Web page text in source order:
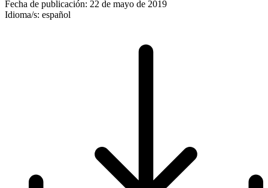
Fecha de publicación: 22 de mayo de 2019
Idioma/s: español